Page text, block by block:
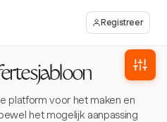
Registreer
platform voor het maken en
het mogelijk aanpassing